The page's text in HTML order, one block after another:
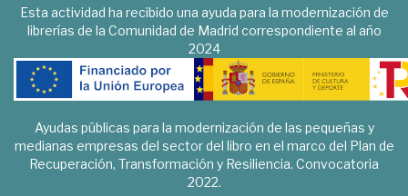
Esta actividad ha recibido una ayuda para la modernización de
librerías de la Comunidad de Madrid correspondiente al año
2024
Ayudas públicas para la modernización de las pequeñas y
medianas empresas del sector del libro en el marco del Plan de
Recuperación, Transformación y Resiliencia. Convocatoria
2022.